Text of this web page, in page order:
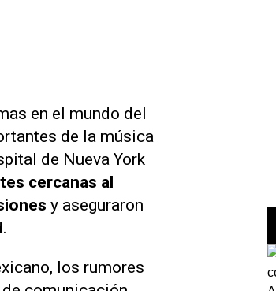
en el mundo del
de la música
de Nueva York
cercanas al
y aseguraron
los rumores